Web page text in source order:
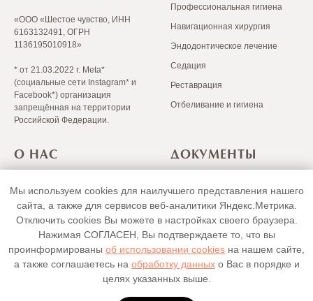
Мы используем cookies для наилучшего представления нашего
сайта, а также для сервисов веб-аналитики Яндекс.Метрика.
Отключить cookies Вы можете в настройках своего браузера.
Нажимая СОГЛАСЕН, Вы подтверждаете то, что вы
проинформированы об использовании cookies на нашем сайте,
а также соглашаетесь на обработку данныхо Вас в порядке и
целях указанных выше.
«ООО «Шестое чувство, ИНН
6163132491, ОГРН
1136195010918»
* от 21.03.2022 г. Meta*
(социальные сети Instagram* и
Facebook*) организация
запрещённая на территории
Российской Федерации.
Профессиональная гигиена
Навигационная хирургия
Эндодонтическое лечение
Седация
Реставрация
Отбеливание и гигиена
О НАС
Скачать прейскурант
Положение о гарантиях
Юридическая информация
Портал правовой информации
ДОКУМЕНТЫ
обработки персональных
данных
Согласие на обработку
персональных данных
Политика
конфиденциальности